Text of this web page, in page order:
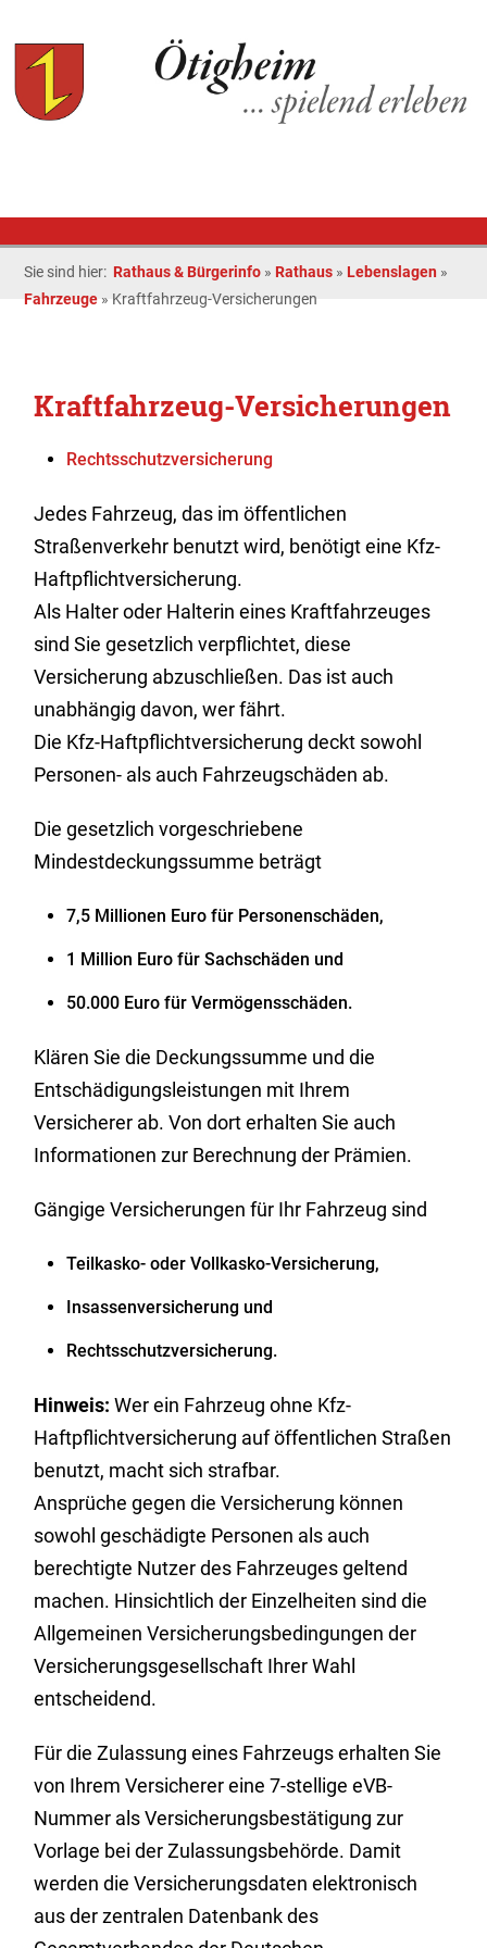
Sie sind hier: Rathaus & Bürgerinfo » Rathaus » Lebenslagen »
Fahrzeuge» Kraftfahrzeug-Versicherungen
Kraftfahrzeug-Versicherungen
Rechtsschutzversicherung
Jedes Fahrzeug, das im öffentlichen
Straßenverkehr benutzt wird, benötigt eine Kfz-
Haftpflichtversicherung.
Als Halter oder Halterin eines Kraftfahrzeuges
sind Sie gesetzlich verpflichtet, diese
Versicherung abzuschließen. Das ist auch
unabhängig davon, wer fährt.
Die Kfz-Haftpflichtversicherung deckt sowohl
Personen- als auch Fahrzeugschäden ab.
Die gesetzlich vorgeschriebene
Mindestdeckungssumme beträgt
7,5 Millionen Euro für Personenschäden,
1 Million Euro für Sachschäden und
50.000 Euro für Vermögensschäden.
Klären Sie die Deckungssumme und die
Entschädigungsleistungen mit Ihrem
Versicherer ab. Von dort erhalten Sie auch
Informationen zur Berechnung der Prämien.
Gängige Versicherungen für Ihr Fahrzeug sind
Teilkasko- oder Vollkasko-Versicherung,
Insassenversicherung und
Rechtsschutzversicherung.
Hinweis:Wer ein Fahrzeug ohne Kfz-
Haftpflichtversicherung auf öffentlichen Straßen
benutzt, macht sich strafbar.
Ansprüche gegen die Versicherung können
sowohl geschädigte Personen als auch
berechtigte Nutzer des Fahrzeuges geltend
machen. Hinsichtlich der Einzelheiten sind die
Allgemeinen Versicherungsbedingungen der
Versicherungsgesellschaft Ihrer Wahl
entscheidend.
Für die Zulassung eines Fahrzeugs erhalten Sie
von Ihrem Versicherer eine 7-stellige eVB-
Nummer als Versicherungsbestätigung zur
Vorlage bei der Zulassungsbehörde. Damit
werden die Versicherungsdaten elektronisch
aus der zentralen Datenbank des